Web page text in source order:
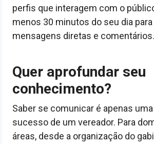
perfis que interagem com o
menos 30 minutos do seu dia
mensagens diretas e comentários.
Quer aprofundar seu
conhecimento?
Saber se comunicar é apenas
sucesso de um vereador. Para
áreas, desde a organização do